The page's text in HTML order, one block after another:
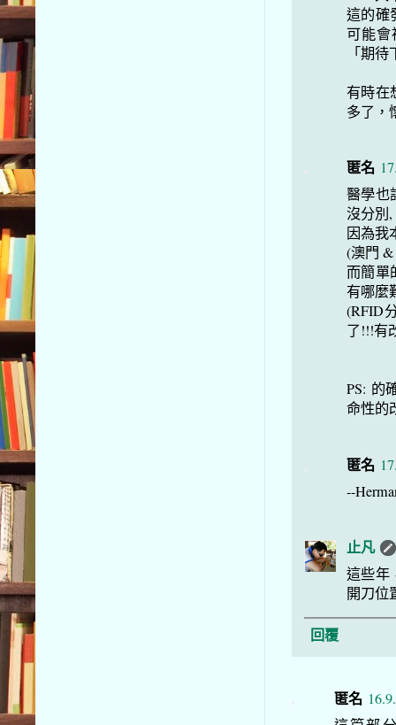
這的確
可能
「期
有時在
多了，
匿名
醫學也
沒分別,
因為我
(澳門
而簡單
有哪麼
(RFID
了!!!有
PS: 的
命性的
匿名
--
止凡
這些年
開刀位
回覆
匿名